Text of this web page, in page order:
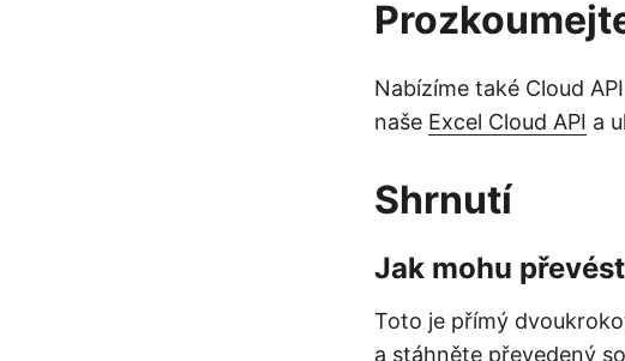
Nabízíme také Cloud
naše Excel Cloud API a
Shrnutí
Jak mohu
Toto je přímý
a stáhněte převedený